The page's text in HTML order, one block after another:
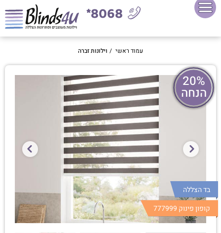
8068*
עמוד ראשי / וילונות זברה
20%
הנחה
בד הצללה
קופון פינוק 777999